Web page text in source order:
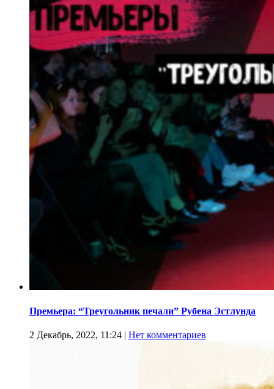
Премьера: “Треугольник печали” Рубена Эстлунда
2 Декабрь, 2022, 11:24 | Нет комментариев